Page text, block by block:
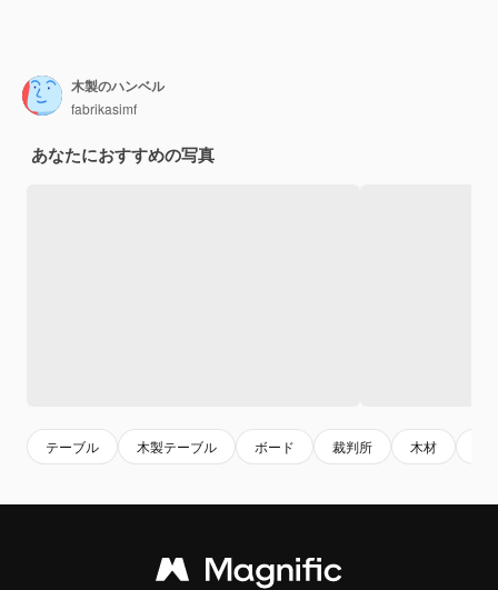
木製のハンベル
fabrikasimf
あなたにおすすめの写真
テーブル 木製テーブル ボード 裁判所 木材